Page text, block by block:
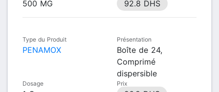
500 MG 92.8 DHS
Type du Produit
PENAMOX
Présentation
Boîte de 24,
Comprimé
dispersible
Dosage Prix